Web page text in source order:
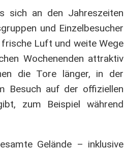
sich an den Jahreszeiten
und Einzelbesucher
Luft und weite Wege
Wochenenden attraktiv
die Tore länger, in der
Besuch auf der offiziellen
zum Beispiel während
Gelände – inklusive